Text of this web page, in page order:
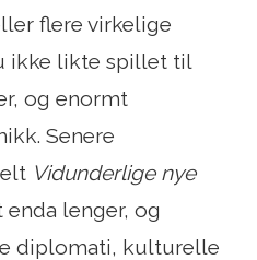
flere virkelige
ikke likte spillet til
og enormt
Senere
Vidunderlige nye
lenger, og
diplomati, kulturelle